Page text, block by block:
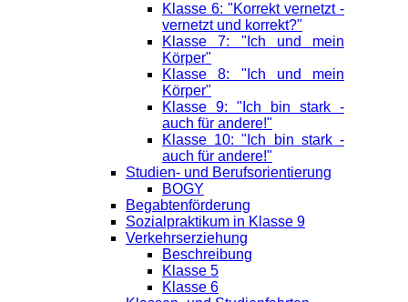
Klasse 6: "Korrekt vernetzt -
vernetzt und korrekt?"
Klasse 7: "Ich und mein
Körper"
Klasse 8: "Ich und mein
Körper"
Klasse 9: "Ich bin stark -
auch für andere!"
Klasse 10: "Ich bin stark -
auch für andere!"
Studien- und Berufsorientierung
BOGY
Begabtenförderung
Sozialpraktikum in Klasse 9
Verkehrserziehung
Beschreibung
Klasse 5
Klasse 6